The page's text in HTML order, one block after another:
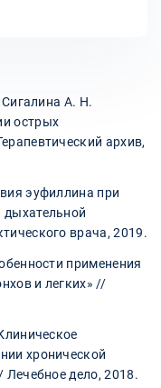
А. Н.
острых
архив,
эуфиллина при
дыхательной
врача, 2019.
применения
и легких» //
хронической
Лечебное дело, 2018.